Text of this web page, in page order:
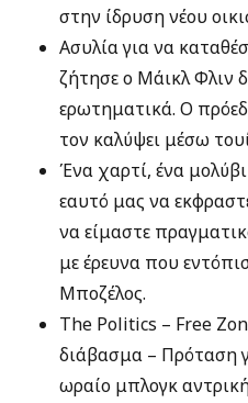
στην ίδρυση νέου
Ασυλία για να
ζήτησε ο Μάικλ Φλιν
ερωτηματικά. Ο
τον καλύψει μέσω
Ένα χαρτί, ένα
εαυτό μας να
να είμαστε
με έρευνα που
Μποζέλος.
The Politics – Free
διάβασμα – Πρόταση
ωραίο μπλογκ